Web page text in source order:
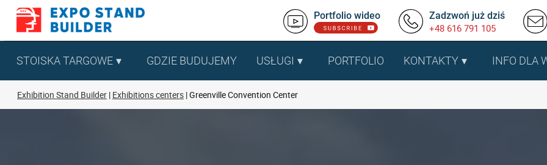
Skip
content
Portfolio wideo Zadzwoń już dziś
+48 616 791 105
STOISKA TARGOWE GDZIE BUDUJEMY USŁUGI PORTFOLIO KONTAKTY INFO DLA
Exhibition Stand Builder Exhibitions centers Greenville Convention Center